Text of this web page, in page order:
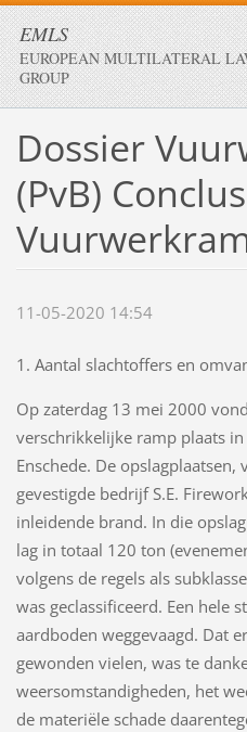
EMLS
EUROPEAN MULTILATERAL
GROUP
Dossier
(PvB)
11-05-2020 14:54
1. Aantal slachtoffers en
Op zaterdag 13 mei 2000
verschrikkelijke ramp plaats
Enschede. De
gevestigde bedrijf S.E.
inleidende brand. In die
lag in totaal 120 ton
volgens de regels als
was geclassificeerd. Een hele
aardboden weggevaagd. Dat
gewonden vielen, was te
weersomstandigheden, het
de materiële schade